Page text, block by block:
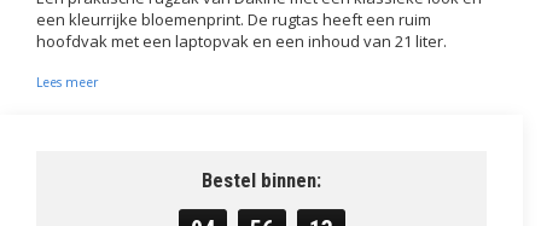
een kleurrijke bloemenprint. De rugtas heeft een ruim
hoofdvak met een laptopvak en een inhoud van 21 liter.
Lees meer
Bestel binnen: